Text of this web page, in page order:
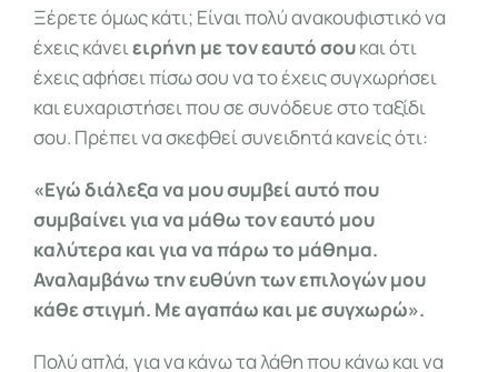
Ξέρετε όμως κάτι; Είναι πολύ ανακουφιστικό να
έχεις κάνει ειρήνη με τον εαυτό σουκαι ότι
έχεις αφήσει πίσω σου να το έχεις συγχωρήσει
και ευχαριστήσει που σε συνόδευε στο ταξίδι
σου. Πρέπει να σκεφθεί συνειδητά κανείς ότι:
«Εγώ διάλεξα να μου συμβεί αυτό που
συμβαίνει για να μάθω τον εαυτό μου
καλύτερα και για να πάρω το μάθημα.
Αναλαμβάνω την ευθύνη των επιλογών μου
κάθε στιγμή. Με αγαπάω και με συγχωρώ».
Πολύ απλά, για να κάνω τα λάθη που κάνω και να